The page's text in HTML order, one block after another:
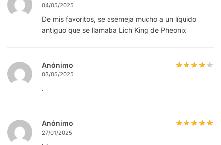
04/05/2025
De mis favoritos, se asemeja mucho a un líquido
antiguo que se llamaba Lich King de Pheonix
Anónimo
03/05/2025
.
Anónimo
27/01/2025